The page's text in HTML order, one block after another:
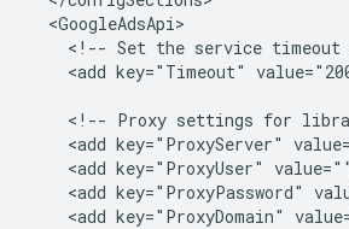
<!-- Set the service timeout
<add key="Timeout"
<!-- Proxy settings for
<add key="ProxyServer"
<add key="ProxyUser"
<add key="ProxyPassword"
<add key="ProxyDomain"